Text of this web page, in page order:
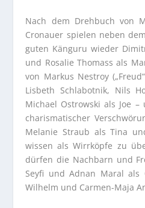
Nach dem Drehbuch von
Cronauer spielen neben
guten Känguru wieder
und Rosalie Thomass als
von Markus Nestroy
Lisbeth Schlabotnik, Nils
Michael Ostrowski als Joe
charismatischer
Melanie Straub als Tina
wissen als Wirrköpfe zu
dürfen die Nachbarn und
Seyfi und Adnan Maral als
Wilhelm und Carmen-Maja